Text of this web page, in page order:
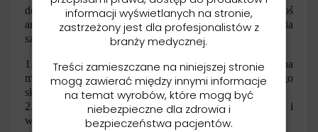
dokonaniu zamówienia okaże się że brakuje jakiegoś
artykułu, kontaktujemy się z Państwem celem ustalenia
szczegółów dostawy przedstawiając opcje:
1. wysyłamy natychmiast materiały które posiadamy na
magazynie a brakującą część towaru doślemy po jego
skompletowaniu osobną przesyłką,
2. czekamy na skompletowanie całego zamówienia i
wszystko wysyłamy jedną przesyłką.
informacji wyświetlanych na stronie,
zastrzeżony jest dla profesjonalistów z
branży medycznej.
Treści zamieszczane na niniejszej stronie
mogą zawierać między innymi informacje
na temat wyrobów, które mogą być
niebezpieczne dla zdrowia i
bezpieczeństwa pacjentów.